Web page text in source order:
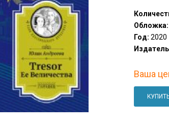
Обложка:
Год: 2020
Ваша